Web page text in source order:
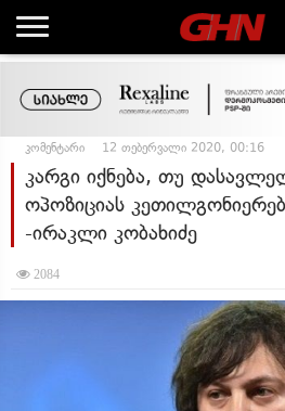
კომენტარი 12 თებერვალი 2020, 00:16
კარგი იქნება, თუ
ოპოზიციას
-ირაკლი კობახიძე
2084